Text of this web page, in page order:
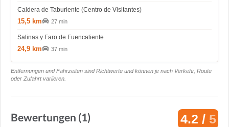
Caldera de Taburiente (Centro de Visitantes)
15,5 km 27 min
Salinas y Faro de Fuencaliente
24,9 km 37 min
Entfernungen und Fahrzeiten sind Richtwerte und können je nach Verkehr, Route
oder Zufahrt variieren.
Bewertungen (1) 4.2 / 5